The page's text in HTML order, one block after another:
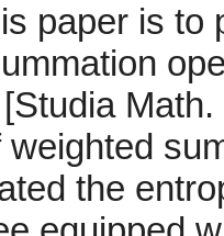
paper is to
the